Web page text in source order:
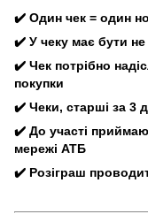
✔️ Один чек = один
✔️ У чеку має бути не
✔️ Чек потрібно
покупки
✔️ Чеки, старші за 3
✔️ До участі
мережі АТБ
✔️ Розіграш